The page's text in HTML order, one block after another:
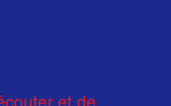
et de